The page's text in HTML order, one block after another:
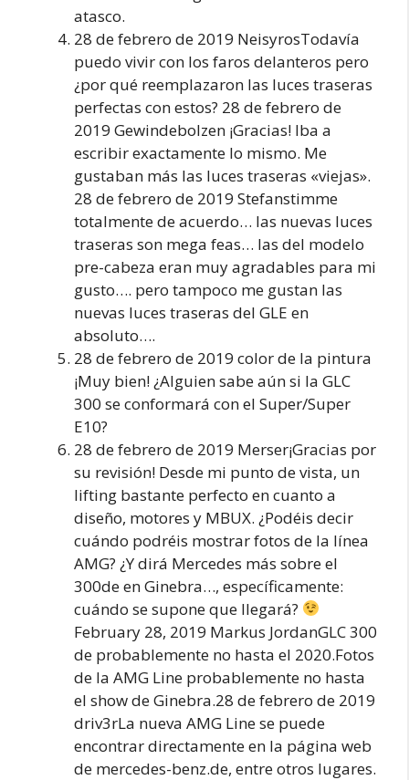
atasco.
28 de febrero de 2019 NeisyrosTodavía
puedo vivir con los faros delanteros pero
¿por qué reemplazaron las luces traseras
perfectas con estos? 28 de febrero de
2019 Gewindebolzen ¡Gracias! Iba a
escribir exactamente lo mismo. Me
gustaban más las luces traseras «viejas».
28 de febrero de 2019 Stefanstimme
totalmente de acuerdo… las nuevas luces
traseras son mega feas… las del modelo
pre-cabeza eran muy agradables para mi
gusto…. pero tampoco me gustan las
nuevas luces traseras del GLE en
absoluto….
28 de febrero de 2019 color de la pintura
¡Muy bien! ¿Alguien sabe aún si la GLC
300 se conformará con el Super/Super
E10?
28 de febrero de 2019 Merser¡Gracias por
su revisión! Desde mi punto de vista, un
lifting bastante perfecto en cuanto a
diseño, motores y MBUX. ¿Podéis decir
cuándo podréis mostrar fotos de la línea
AMG? ¿Y dirá Mercedes más sobre el
300de en Ginebra…, específicamente:
cuándo se supone que llegará?
February 28, 2019 Markus JordanGLC 300
de probablemente no hasta el 2020.Fotos
de la AMG Line probablemente no hasta
el show de Ginebra.28 de febrero de 2019
driv3rLa nueva AMG Line se puede
encontrar directamente en la página web
de mercedes-benz.de, entre otros lugares.